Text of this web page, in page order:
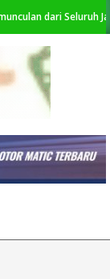
dari Seluruh